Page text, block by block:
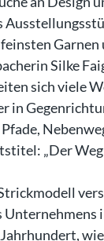
Garnen
Silke
sich viele
in
„Der
Unternehmens